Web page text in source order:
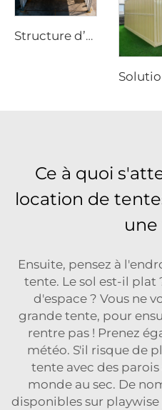
Structure d’entrepôt en aluminium robuste | Tente industrielle de stockage à portée libre pour la logistique et la fabrication
Ce à quoi
location de
Ensuite, pensez à
tente. Le sol est-il plat
d'espace ? Vous ne
grande tente, pour
rentre pas ! Prenez
météo. S'il risque de
tente avec des
monde au sec. De
disponibles sur